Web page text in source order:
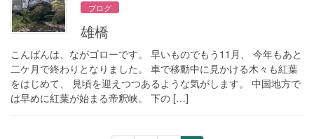
ブログ
雄橋
こんばんは、ながゴローです。 早いものでもう11月、 今年もあと
二ケ月で終わりとなりました。 車で移動中に見かける木々も紅葉
をはじめて、 見頃を迎えつつあるような気がします。 中国地方で
は早めに紅葉が始まる帝釈峡。 下の […]